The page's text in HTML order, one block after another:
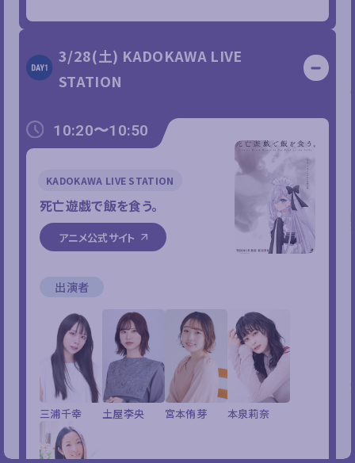
3/28(土) KADOKAWA LIVE
STATION
10:20〜10:50
KADOKAWA LIVE STATION
死亡遊戯で飯を食う。
アニメ公式サイト
出演者
三浦千幸 土屋李央 宮本侑芽 本泉莉奈